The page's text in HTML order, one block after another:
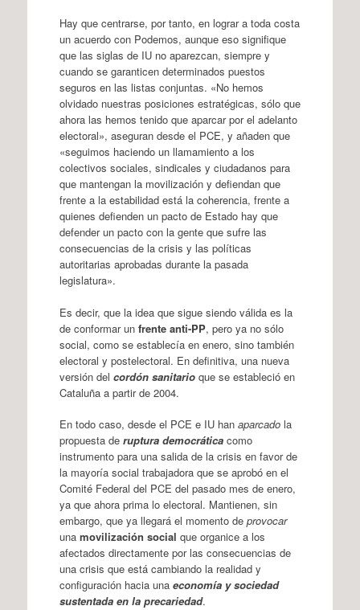
Hay que centrarse, por tanto, en lograr a toda costa
un acuerdo con Podemos, aunque eso signifique
que las siglas de IU no aparezcan, siempre y
cuando se garanticen determinados puestos
seguros en las listas conjuntas. «No hemos
olvidado nuestras posiciones estratégicas, sólo que
ahora las hemos tenido que aparcar por el adelanto
electoral», aseguran desde el PCE, y añaden que
«seguimos haciendo un llamamiento a los
colectivos sociales, sindicales y ciudadanos para
que mantengan la movilización y defiendan que
frente a la estabilidad está la coherencia, frente a
quienes defienden un pacto de Estado hay que
defender un pacto con la gente que sufre las
consecuencias de la crisis y las políticas
autoritarias aprobadas durante la pasada
legislatura».
Es decir, que la idea que sigue siendo válida es la
de conformar un frente anti-PP, pero ya no sólo
social, como se establecía en enero, sino también
electoral y postelectoral. En definitiva, una nueva
versión del cordón sanitarioque se estableció en
Cataluña a partir de 2004.
En todo caso, desde el PCE e IU han aparcadola
propuesta de ruptura democráticacomo
instrumento para una salida de la crisis en favor de
la mayoría social trabajadora que se aprobó en el
Comité Federal del PCE del pasado mes de enero,
ya que ahora prima lo electoral. Mantienen, sin
embargo, que ya llegará el momento de provocar
una movilización social que organice a los
afectados directamente por las consecuencias de
una crisis que está cambiando la realidad y
configuración hacia una economía y sociedad
sustentada en la precariedad.